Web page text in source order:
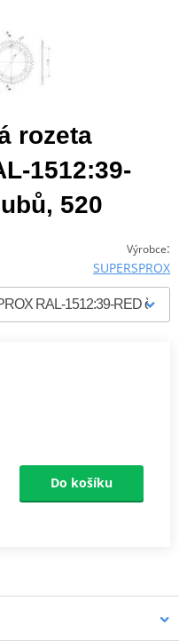
rozeta
1512:39-
520
Výrobce:
SUPERSPROX
Do košíku